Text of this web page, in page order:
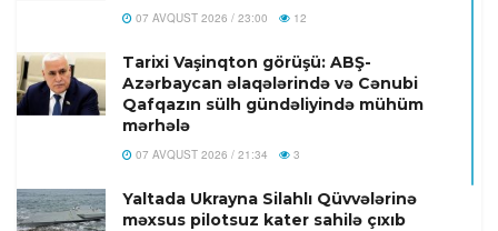
07 AVQUST 2026 / 23:00 12
Tarixi Vaşinqton görüşü: ABŞ-
Azərbaycan əlaqələrində və Cənubi
Qafqazın sülh gündəliyində mühüm
mərhələ
07 AVQUST 2026 / 21:34 3
Yaltada Ukrayna Silahlı Qüvvələrinə
məxsus pilotsuz kater sahilə çıxıb